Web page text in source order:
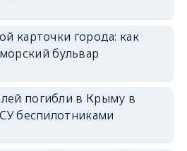
карточки города: как
бульвар
погибли в Крыму в
беспилотниками